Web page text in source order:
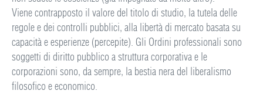
Viene contrapposto il valore del titolo di studio, la tutela delle
regole e dei controlli pubblici, alla libertà di mercato basata su
capacità e esperienze (percepite). Gli Ordini professionali sono
soggetti di diritto pubblico a struttura corporativa e le
corporazioni sono, da sempre, la bestia nera del liberalismo
filosofico e economico.